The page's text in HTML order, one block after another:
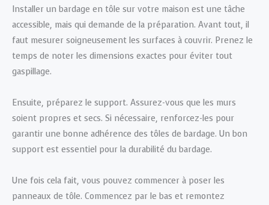
Installer un bardage en tôle sur votre maison est une tâche
accessible, mais qui demande de la préparation. Avant tout, il
faut mesurer soigneusement les surfaces à couvrir. Prenez le
temps de noter les dimensions exactes pour éviter tout
gaspillage.
Ensuite, préparez le support. Assurez-vous que les murs
soient propres et secs. Si nécessaire, renforcez-les pour
garantir une bonne adhérence des tôles de bardage. Un bon
support est essentiel pour la durabilité du bardage.
Une fois cela fait, vous pouvez commencer à poser les
panneaux de tôle. Commencez par le bas et remontez